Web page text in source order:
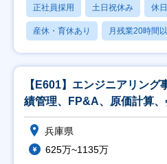
正社員採用 土日祝休み 休
産休・育休あり 月残業20時間
【E601】エンジニアリン
績管理、FP&A、原価計算
監
兵庫県
625万~1135万